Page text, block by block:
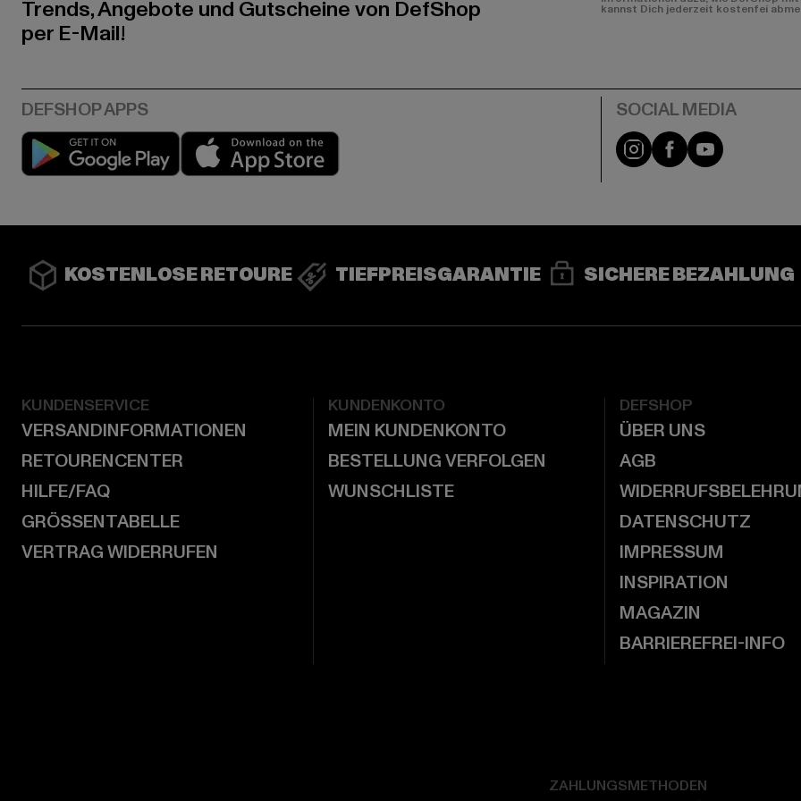
Trends, Angebote und Gutscheine von DefShop
per E-Mail!
kannst Dich jederzeit kostenfei
Play market Instagram
FacebookYouTube
KOSTENLOSE RETOURE TIEFPREISGARANTIE SICHERE BEZAHLUNG
KUNDENSERVICE
VERSANDINFORMATIONEN
RETOURENCENTER
HILFE/FAQ
GRÖSSENTABELLE
VERTRAG WIDERRUFEN
KUNDENKONTO
MEIN KUNDENKONTO
BESTELLUNG VERFOLGEN
WUNSCHLISTE
DEFSHOP
ÜBER UNS
AGB
DATENSCHUTZ
IMPRESSUM
INSPIRATION
MAGAZIN
BARRIEREFREI-INFO
ZAHLUNGSMETHODEN